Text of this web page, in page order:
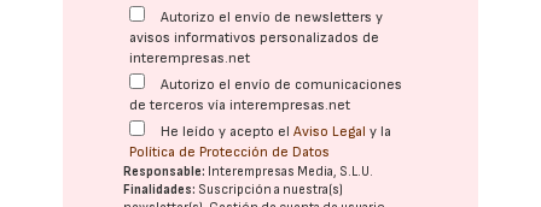
Autorizo el envío de newsletters y
avisos informativos personalizados de
interempresas.net
Autorizo el envío de comunicaciones
de terceros vía interempresas.net
He leído y acepto elAviso Legal y la
Política de Protección de Datos
Responsable: Interempresas Media, S.L.U.
Finalidades: Suscripción a nuestra(s)